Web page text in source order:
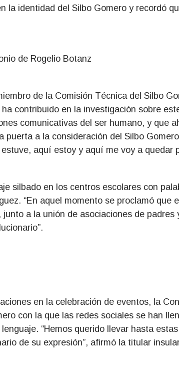
la identidad del Silbo Gomero y recordó
de Rogelio Botanz
de la Comisión Técnica del Silbo
contribuido en la investigación sobre
comunicativas del ser humano, y que
puerta a la consideración del Silbo
aquí estoy y aquí me voy a quedar
silbado en los centros escolares con
“En aquel momento se proclamó que
a la unión de asociaciones de
en la celebración de eventos, la
con la que las redes sociales se han
“Hemos querido llevar hasta
de su expresión”, afirmó la titular